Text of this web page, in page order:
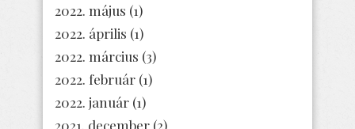
2022. május (1)
2022. április (1)
2022. március (3)
2022. február (1)
2022. január (1)
2021. december (2)